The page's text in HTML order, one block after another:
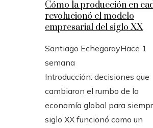
Cómo la producción en
revolucionó el modelo
empresarial del siglo XX
Santiago EchegarayHace 1
semana
Introducción: decisiones que
cambiaron el rumbo de la
economía global para
siglo XX funcionó como un